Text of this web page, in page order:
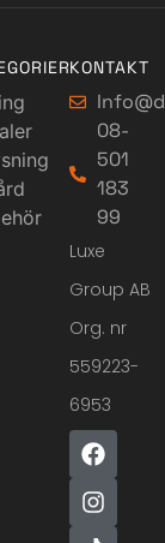
KONTAKT
08-
501
183
99
Luxe
Group AB
Org. nr
559223-
6953